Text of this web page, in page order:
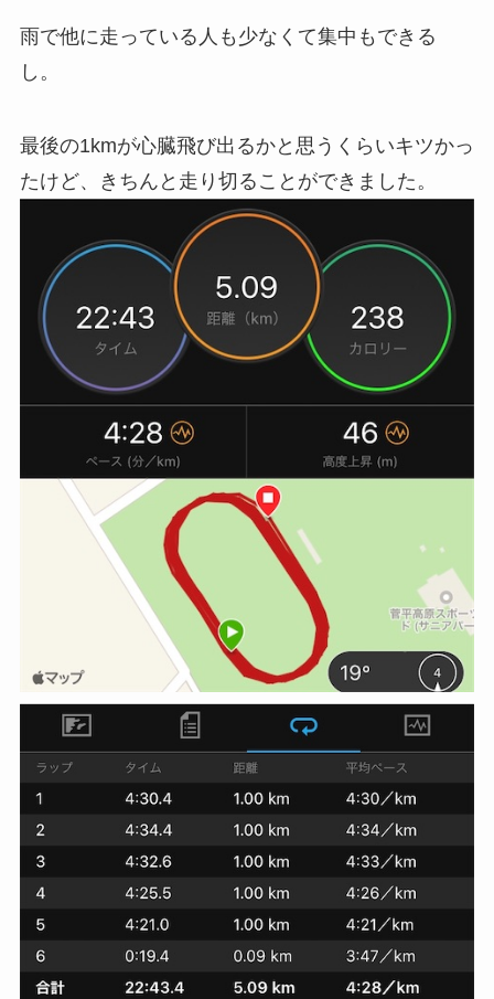
雨で他に走っている人も少なくて集中もできる
し。
最後の1kmが心臓飛び出るかと思うくらいキツかっ
たけど、きちんと走り切ることができました。